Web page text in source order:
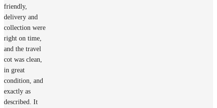
friendly,
delivery and
collection were
right on time,
and the travel
cot was clean,
in great
condition, and
exactly as
described. It